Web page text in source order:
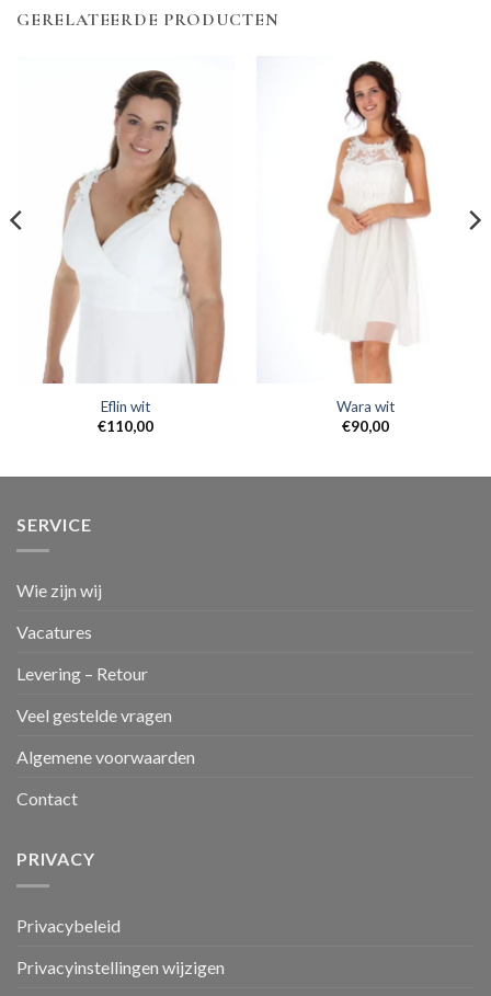
GERELATEERDE PRODUCTEN
Eflin wit
€110,00
Wara wit
€90,00
SERVICE
Wie zijn wij
Vacatures
Levering – Retour
Veel gestelde vragen
Algemene voorwaarden
Contact
PRIVACY
Privacybeleid
Privacyinstellingen wijzigen